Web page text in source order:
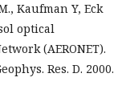
Kaufman Y, Eck
optical
(AERONET).
Res. D. 2000.